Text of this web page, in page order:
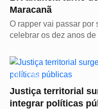
Maracanã
O rapper vai passar por
celebrar os dez anos
CULTURA
Justiça territorial
integrar políticas